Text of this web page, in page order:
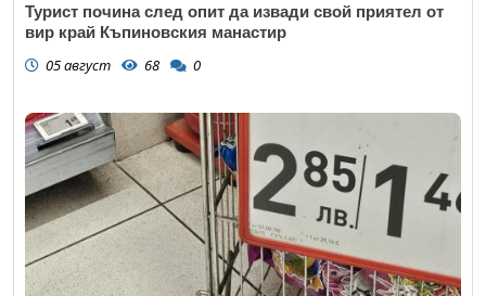
Турист почина след опит да извади свой приятел от
вир край Къпиновския манастир
05 август 68 0